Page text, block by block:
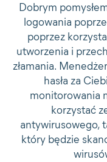
Dobrym
logowania
poprzez
utworzenia i
złamania.
hasła za
monitorowania
korzystać
antywirusowego,
który będzie